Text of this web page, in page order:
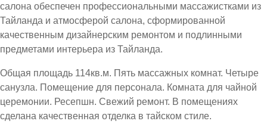
салона обеспечен профессиональными массажистками из
Тайланда и атмосферой салона, сформированной
качественным дизайнерским ремонтом и подлинными
предметами интерьера из Тайланда.
Общая площадь 114кв.м. Пять массажных комнат. Четыре
санузла. Помещение для персонала. Комната для чайной
церемонии. Ресепшн. Свежий ремонт. В помещениях
сделана качественная отделка в тайском стиле.